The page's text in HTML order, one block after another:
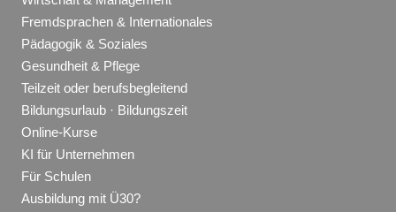
Fremdsprachen & Internationales
Pädagogik & Soziales
Gesundheit & Pflege
Teilzeit oder berufsbegleitend
Bildungsurlaub · Bildungszeit
Online-Kurse
KI für Unternehmen
Für Schulen
Ausbildung mit Ü30?